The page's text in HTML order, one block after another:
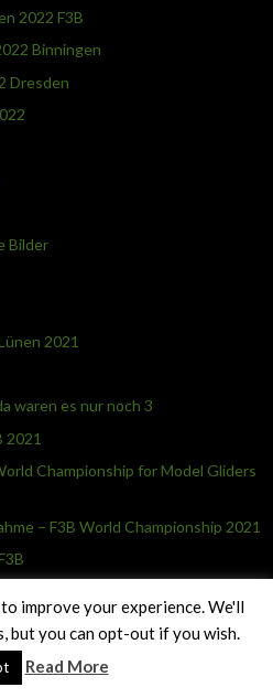
2022 F3B
Binningen
Dresden
Bilder
2021
waren es nur noch 3
2021
Championship for Model Gliders
– F3B World Championship 2021
:-)
improve your experience. We'll
but you can opt-out if you wish.
Read More